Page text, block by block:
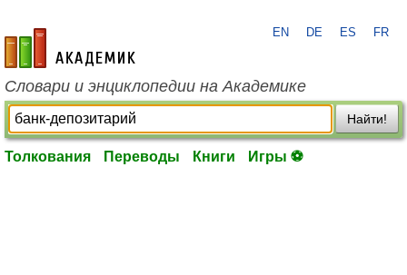
academic.ru
EN DE ES FR
Словари и энциклопедии на Академике
Найти!
Толкования Переводы Книги Игры ⚽